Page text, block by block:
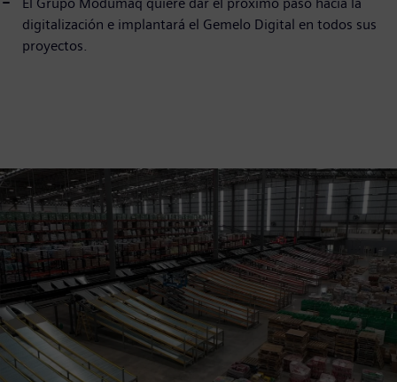
digitalización e implantará el Gemelo Digital en todos sus
proyectos.